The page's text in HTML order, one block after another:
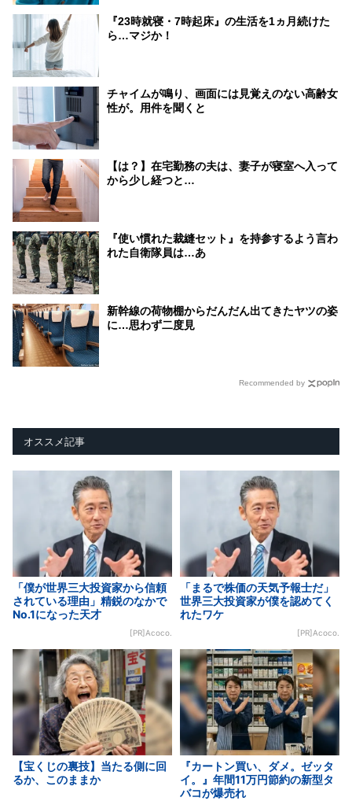
『23時就寝・7時起床』の生活を1ヵ月続けた
ら…マジか！
チャイムが鳴り、画面には見覚えのない高齢女
性が。用件を聞くと
【は？】在宅勤務の夫は、妻子が寝室へ入って
から少し経つと…
『使い慣れた裁縫セット』を持参するよう言わ
れた自衛隊員は…あ
新幹線の荷物棚からだんだん出てきたヤツの姿
に…思わず二度見
Recommended by
オススメ記事
「僕が世界三大投資家から信頼
されている理由」精鋭のなかで
No.1になった天才
[PR]Acoco.
「まるで株価の天気予報士だ」
世界三大投資家が僕を認めてく
れたワケ
[PR]Acoco.
【宝くじの裏技】当たる側に回
るか、このままか
『カートン買い、ダメ。ゼッタ
イ。』年間11万円節約の新型タ
バコが爆売れ